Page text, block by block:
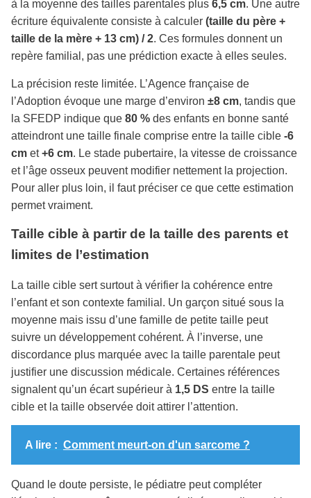
à la moyenne des tailles parentales plus 6,5 cm. Une autre
écriture équivalente consiste à calculer (taille du père +
taille de la mère + 13 cm) / 2. Ces formules donnent un
repère familial, pas une prédiction exacte à elles seules.
La précision reste limitée. L’Agence française de
l’Adoption évoque une marge d’environ ±8 cm, tandis que
la SFEDP indique que 80 % des enfants en bonne santé
atteindront une taille finale comprise entre la taille cible -6
cm et+6 cm. Le stade pubertaire, la vitesse de croissance
et l’âge osseux peuvent modifier nettement la projection.
Pour aller plus loin, il faut préciser ce que cette estimation
permet vraiment.
Taille cible à partir de la taille des parents et
limites de l’estimation
La taille cible sert surtout à vérifier la cohérence entre
l’enfant et son contexte familial. Un garçon situé sous la
moyenne mais issu d’une famille de petite taille peut
suivre un développement cohérent. À l’inverse, une
discordance plus marquée avec la taille parentale peut
justifier une discussion médicale. Certaines références
signalent qu’un écart supérieur à 1,5 DS entre la taille
cible et la taille observée doit attirer l’attention.
A lire : Comment meurt-on d'un sarcome ?
Quand le doute persiste, le pédiatre peut compléter